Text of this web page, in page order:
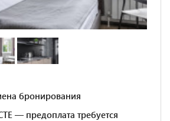
бронирования
— предоплата требуется